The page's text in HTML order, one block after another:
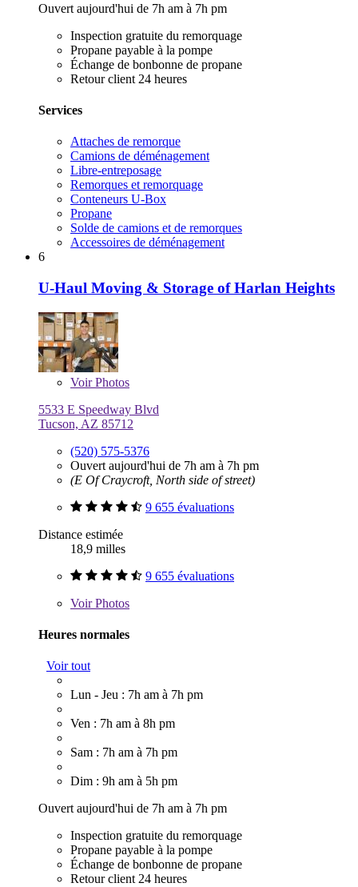
Ouvert aujourd'hui de 7h am à 7h pm
Inspection gratuite du remorquage
Propane payable à la pompe
Échange de bonbonne de propane
Retour client 24 heures
Services
Attaches de remorque
Camions de déménagement
Libre-entreposage
Remorques et remorquage
Conteneurs U-Box
Propane
Solde de camions et de remorques
Accessoires de déménagement
6
U-Haul Moving & Storage of Harlan Heights
VoirPhotos
5533 E Speedway Blvd
Tucson, AZ 85712
(520) 575-5376
Ouvert aujourd'hui de 7h am à 7h pm
(E Of Craycroft, North side of street)
9 655 évaluations
Distance estimée
18,9 milles
9 655 évaluations
VoirPhotos
Heures normales
Voir tout
Lun - Jeu : 7h am à 7h pm
Ven : 7h am à 8h pm
Sam : 7h am à 7h pm
Dim : 9h am à 5h pm
Ouvert aujourd'hui de 7h am à 7h pm
Inspection gratuite du remorquage
Propane payable à la pompe
Échange de bonbonne de propane
Retour client 24 heures